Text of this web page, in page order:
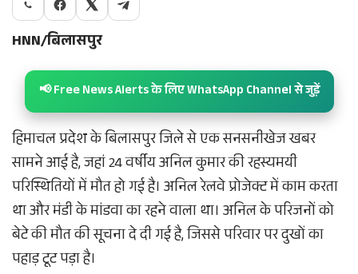
HNN/बिलासपुर
📢 Free News Alerts के लिए WhatsApp Channel से जुड़ें
हिमाचल प्रदेश के बिलासपुर जिले से एक सनसनीखेज खबर
सामने आई है, जहां 24 वर्षीय अनिल कुमार की रहस्यमयी
परिस्थितियों में मौत हो गई है। अनिल रेलवे प्रोजेक्ट में काम करता
था और मंडी के मांडवा का रहने वाला था। अनिल के परिजनों को
बेटे की मौत की सूचना दे दी गई है, जिससे परिवार पर दुखों का
पहाड़ टूट पड़ा है।